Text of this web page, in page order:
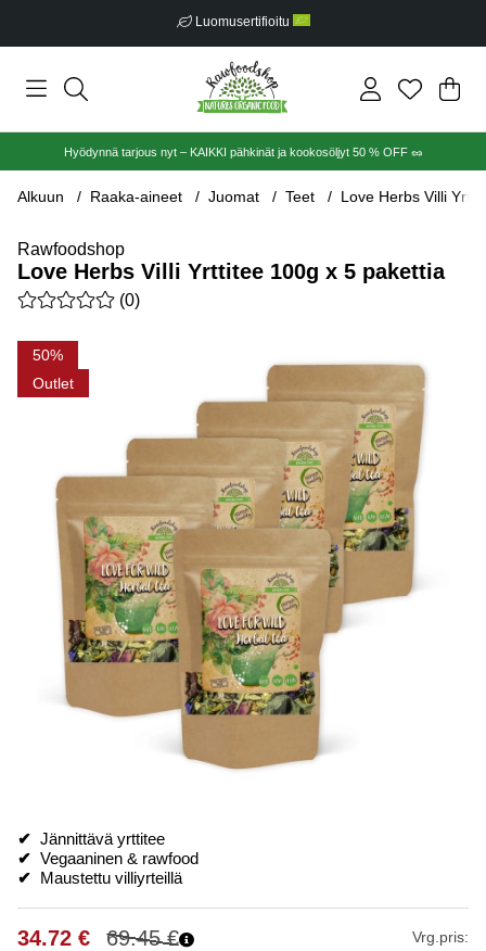
Luomusertifioitu
.
Hyödynnä tarjous nyt – KAIKKI pähkinät ja kookosöljyt 50 % OFF 🥜
Alkuun Raaka-aineet Juomat Teet Love Herbs Villi
Rawfoodshop
Love Herbs Villi Yrttitee 100g x 5 pakettia
Keskiarvoluokitus 0 / 5 Arvioiden määrä 0
(0)
50
Outlet
Tuotekuvat Love Herbs Villi Yrttitee 100g x 5 pakettia
✔ Jännittävä yrttitee
✔ Vegaaninen & rawfood
✔ Maustettu villiyrteillä
69.45€
34.72 € Vrg.pris: